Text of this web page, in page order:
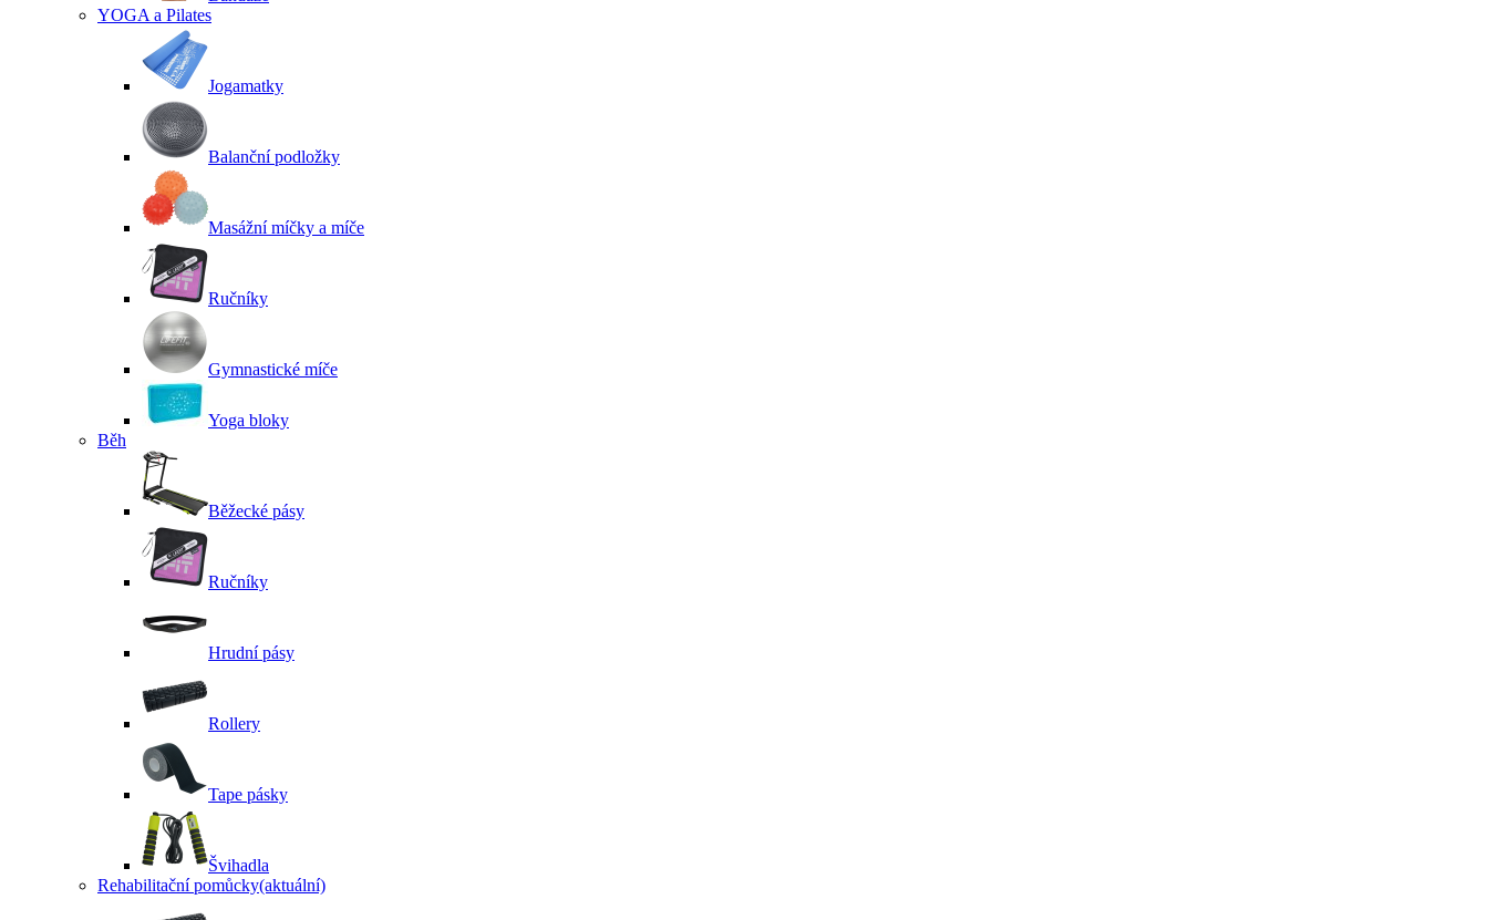
YOGA a Pilates
Jogamatky
Balanční podložky
Masážní míčky a míče
Ručníky
Gymnastické míče
Yoga bloky
Běh
Běžecké pásy
Ručníky
Hrudní pásy
Rollery
Tape pásky
Švihadla
Rehabilitační pomůcky(aktuální)